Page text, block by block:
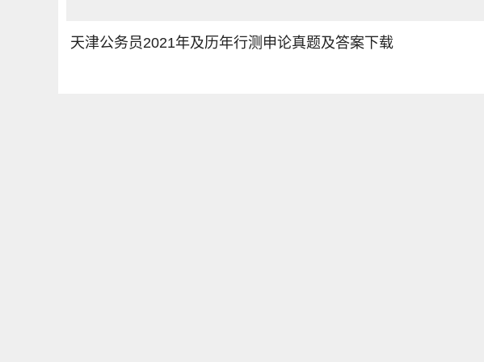
天津公务员2021年及历年行测申论真题及答案下载